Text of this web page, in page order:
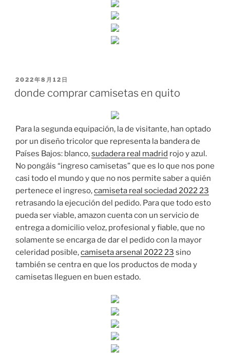
PUBLICADO
EL
2022年8月12日
donde comprar camisetas en quito
Para la segunda equipación, la de visitante, han optado
por un diseño tricolor que representa la bandera de
Países Bajos: blanco,sudadera real madrid rojo y azul.
No pongáis “ingreso camisetas” que es lo que nos pone
casi todo el mundo y que no nos permite saber a quién
pertenece el ingreso,camiseta real sociedad 2022 23
retrasando la ejecución del pedido. Para que todo esto
pueda ser viable, amazon cuenta con un servicio de
entrega a domicilio veloz, profesional y fiable, que no
solamente se encarga de dar el pedido con la mayor
celeridad posible,camiseta arsenal 2022 23 sino
también se centra en que los productos de moda y
camisetas lleguen en buen estado.